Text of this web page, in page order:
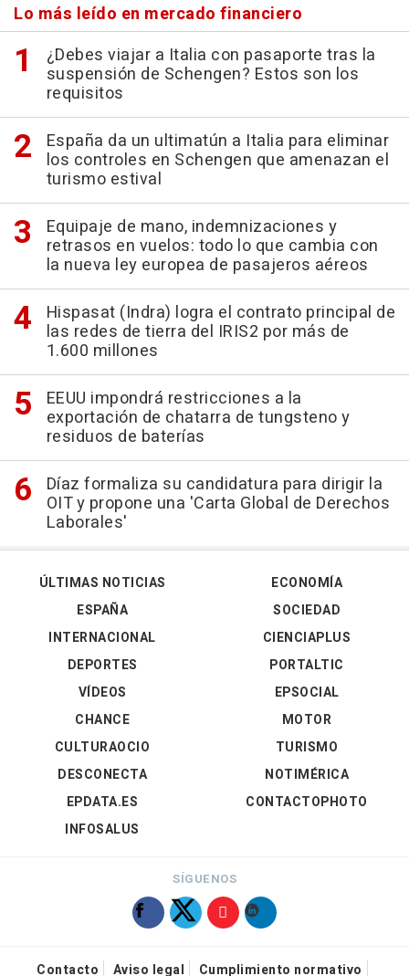
Lo más leído en mercado financiero
¿Debes viajar a Italia con pasaporte tras la
suspensión de Schengen? Estos son los
requisitos
España da un ultimatún a Italia para eliminar
los controles en Schengen que amenazan el
turismo estival
Equipaje de mano, indemnizaciones y
retrasos en vuelos: todo lo que cambia con
la nueva ley europea de pasajeros aéreos
Hispasat (Indra) logra el contrato principal de
las redes de tierra del IRIS2 por más de
1.600 millones
EEUU impondrá restricciones a la
exportación de chatarra de tungsteno y
residuos de baterías
Díaz formaliza su candidatura para dirigir la
OIT y propone una 'Carta Global de Derechos
Laborales'
ÚLTIMAS NOTICIAS
ESPAÑA
INTERNACIONAL
DEPORTES
VÍDEOS
ECONOMÍA
SOCIEDAD
CIENCIAPLUS
PORTALTIC
EPSOCIAL
CHANCE
CULTURAOCIO
DESCONECTA
EPDATA.ES
INFOSALUS
MOTOR
TURISMO
NOTIMÉRICA
CONTACTOPHOTO
SÍGUENOS
Contacto Aviso legal Cumplimiento normativo